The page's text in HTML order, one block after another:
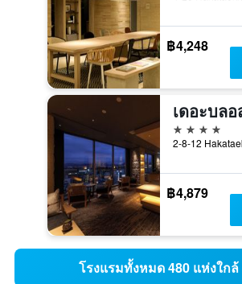
฿4,248
4 ดาว
฿4,879
โรงแรมทั้งหมด 480 แห่งใก